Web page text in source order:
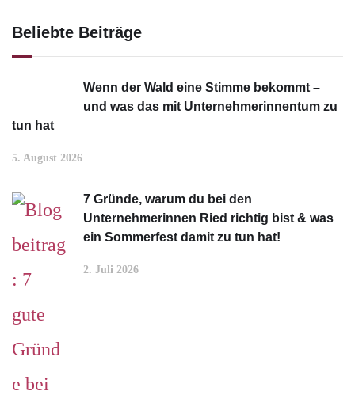
Beliebte Beiträge
Wenn der Wald eine Stimme bekommt –
und was das mit Unternehmerinnentum zu
tun hat
5. August 2026
7 Gründe, warum du bei den
Unternehmerinnen Ried richtig bist & was
ein Sommerfest damit zu tun hat!
2. Juli 2026